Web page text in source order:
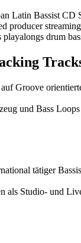
Groove
und Bass
tätiger
als Studio- und